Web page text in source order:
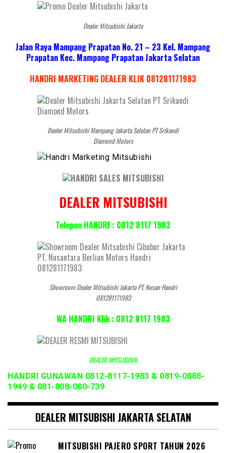
Dealer Mitsubishi Jakarta
Jalan Raya Mampang Prapatan No. 21 – 23 Kel. Mampang
Prapatan Kec. Mampang Prapatan Jakarta Selatan
HANDRI MARKETING DEALER KLIK 081281171983
Dealer Mitsubishi Mampang Jakarta Selatan PT Srikandi
Diamond Motors
DEALER MITSUBISHI
Telepon HANDRI : 0812 8117 1983
Showroom Dealer Mitsubishi Jakarta PT. Nusan Handri
081281171983
WA HANDRI Klik : 0812 8117 1983
DEALER MITSUBISHI
HANDRI GUNAWAN 0812-8117-1983 & 0819-0888-
1949 & 081-808-000-739
DEALER MITSUBISHI JAKARTA SELATAN
MITSUBISHI PAJERO SPORT TAHUN 2026